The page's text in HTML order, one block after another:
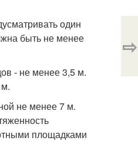
один
быть не менее
- не менее 3,5 м.
не менее 7 м.
площадками
⇨